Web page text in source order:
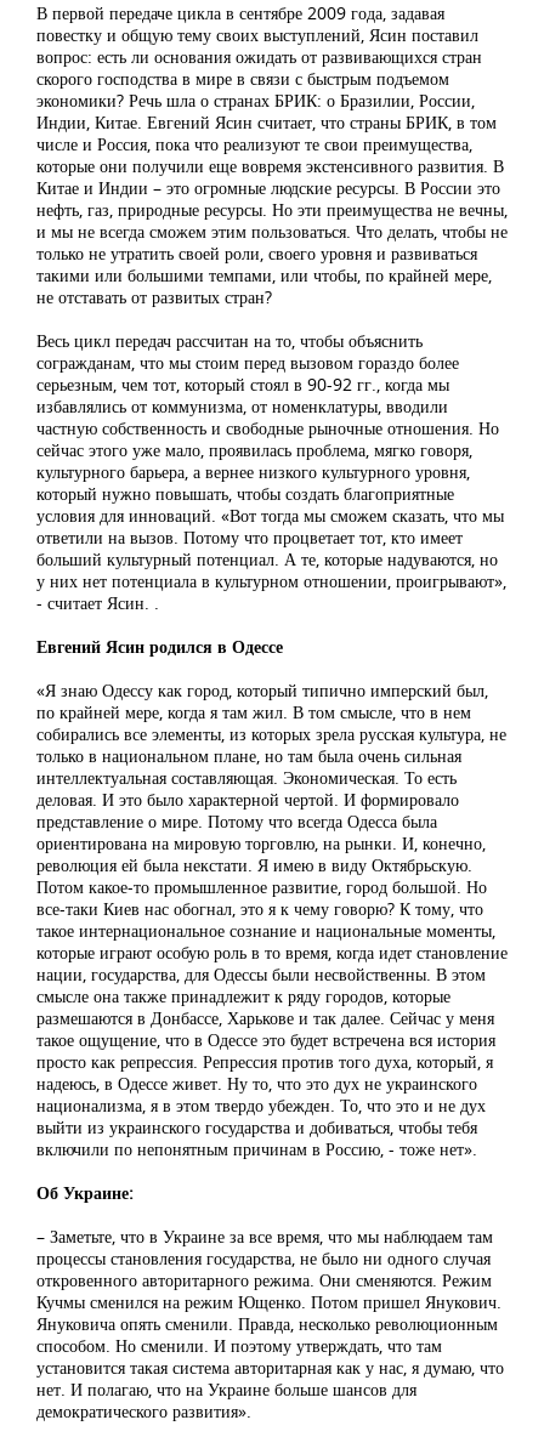
В первой передаче цикла в сентябре 2009 года, задавая
повестку и общую тему своих выступлений, Ясин поставил
вопрос: есть ли основания ожидать от развивающихся стран
скорого господства в мире в связи с быстрым подъемом
экономики? Речь шла о странах БРИК: о Бразилии, России,
Индии, Китае. Евгений Ясин считает, что страны БРИК, в том
числе и Россия, пока что реализуют те свои преимущества,
которые они получили еще вовремя экстенсивного развития. В
Китае и Индии – это огромные людские ресурсы. В России это
нефть, газ, природные ресурсы. Но эти преимущества не вечны,
и мы не всегда сможем этим пользоваться. Что делать, чтобы не
только не утратить своей роли, своего уровня и развиваться
такими или большими темпами, или чтобы, по крайней мере,
не отставать от развитых стран?
Весь цикл передач рассчитан на то, чтобы объяснить
согражданам, что мы стоим перед вызовом гораздо более
серьезным, чем тот, который стоял в 90-92 гг., когда мы
избавлялись от коммунизма, от номенклатуры, вводили
частную собственность и свободные рыночные отношения. Но
сейчас этого уже мало, проявилась проблема, мягко говоря,
культурного барьера, а вернее низкого культурного уровня,
который нужно повышать, чтобы создать благоприятные
условия для инноваций. «Вот тогда мы сможем сказать, что мы
ответили на вызов. Потому что процветает тот, кто имеет
больший культурный потенциал. А те, которые надуваются, но
у них нет потенциала в культурном отношении, проигрывают»,
- считает Ясин. .
Евгений Ясин родился в Одессе
«Я знаю Одессу как город, который типично имперский был,
по крайней мере, когда я там жил. В том смысле, что в нем
собирались все элементы, из которых зрела русская культура, не
только в национальном плане, но там была очень сильная
интеллектуальная составляющая. Экономическая. То есть
деловая. И это было характерной чертой. И формировало
представление о мире. Потому что всегда Одесса была
ориентирована на мировую торговлю, на рынки. И, конечно,
революция ей была некстати. Я имею в виду Октябрьскую.
Потом какое-то промышленное развитие, город большой. Но
все-таки Киев нас обогнал, это я к чему говорю? К тому, что
такое интернациональное сознание и национальные моменты,
которые играют особую роль в то время, когда идет становление
нации, государства, для Одессы были несвойственны. В этом
смысле она также принадлежит к ряду городов, которые
размешаются в Донбассе, Харькове и так далее. Сейчас у меня
такое ощущение, что в Одессе это будет встречена вся история
просто как репрессия. Репрессия против того духа, который, я
надеюсь, в Одессе живет. Ну то, что это дух не украинского
национализма, я в этом твердо убежден. То, что это и не дух
выйти из украинского государства и добиваться, чтобы тебя
включили по непонятным причинам в Россию, - тоже нет».
Об Украине:
– Заметьте, что в Украине за все время, что мы наблюдаем там
процессы становления государства, не было ни одного случая
откровенного авторитарного режима. Они сменяются. Режим
Кучмы сменился на режим Ющенко. Потом пришел Янукович.
Януковича опять сменили. Правда, несколько революционным
способом. Но сменили. И поэтому утверждать, что там
установится такая система авторитарная как у нас, я думаю, что
нет. И полагаю, что на Украине больше шансов для
демократического развития».